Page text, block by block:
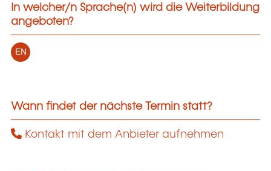
In welcher/n Sprache(n) wird die Weiterbildung
angeboten?
EN
Wann findet der nächste Termin statt?
Kontakt mit dem Anbieter aufnehmen